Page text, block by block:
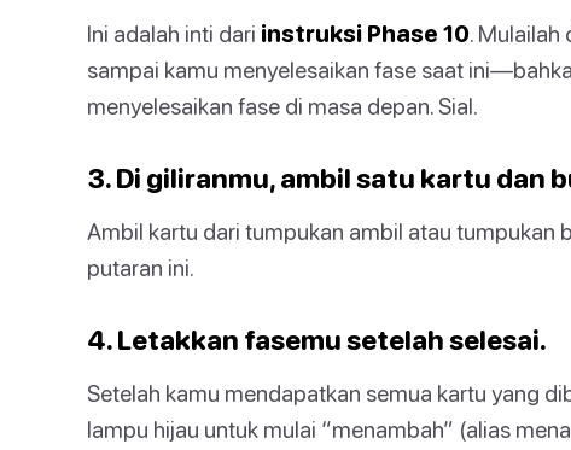
Ini adalah inti dari instruksi Phase 10. Mulailah
sampai kamu menyelesaikan fase saat
menyelesaikan fase di masa depan. Sial.
3. Di giliranmu, ambil satu kartu dan
Ambil kartu dari tumpukan ambil atau tumpukan
putaran ini.
4. Letakkan fasemu setelah selesai.
Setelah kamu mendapatkan semua kartu yang
lampu hijau untuk mulai “menambah” (alias